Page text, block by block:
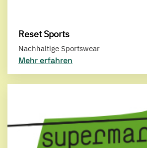
Reset Sports
Nachhaltige Sportswear
Mehr erfahren